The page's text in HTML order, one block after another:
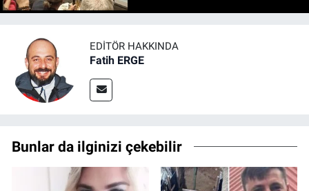
EDITÖR HAKKINDA
Fatih ERGE
Bunlar da ilginizi çekebilir